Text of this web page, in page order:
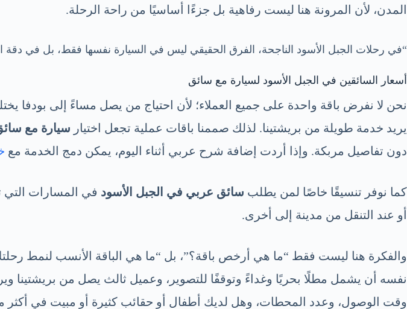
المدن، لأن المرونة هنا ليست رفاهية بل جزءًا أساسيًا من راحة الرحلة.
“في رحلات الجبل الأسود الناجحة، الفرق الحقيقي ليس في السيارة نفسها فقط، بل في دقة
أسعار السائقين في الجبل الأسود لسيارة مع سائق
نحن لا نفرض باقة واحدة على جميع العملاء؛ لأن احتياج من يصل مساءً إلى بودفا
يريد خدمة طويلة من بريشتينا. لذلك صممنا باقات عملية تجعل اختيار سيارة مع
دون تفاصيل مربكة. وإذا أردت إضافة شرح عربي أثناء اليوم، يمكن دمج الخدمة مع
كما نوفر تنسيقًا خاصًا لمن يطلب سائق عربي في الجبل الأسود في المسارات التي
أو عند التنقل من مدينة إلى أخرى.
والفكرة هنا ليست فقط “ما هي أرخص باقة؟”، بل “ما هي الباقة الأنسب لنمط
نفسه أن يشمل مطلًا بحريًا وغداءً وتوقفًا للتصوير، وعميل ثالث يصل من بريشتينا
وقت الوصول، وعدد المحطات، وهل لديك أطفال أو حقائب كثيرة أو مبيت في أكثر